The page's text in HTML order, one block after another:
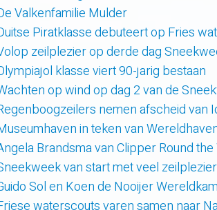
Valkenfamilie Mulder
Piratklasse debuteert op Fries
zeilplezier op derde dag
klasse viert 90-jarig bestaan
op wind op dag 2 van de
nemen afscheid van
in teken van
Brandsma van Clipper Round
van start met veel zeilplezier
Sol en Koen de Nooijer
waterscouts varen samen naar